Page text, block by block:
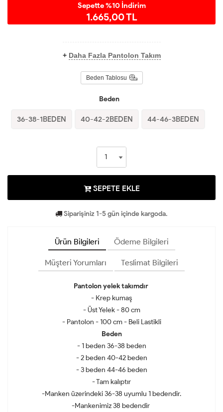
Sepette %10 İndirim
1.665,00 TL
+ Daha Fazla Pantolon Takım
Beden Tablosu
Beden
36-38-1BEDEN 40-42-2BEDEN 44-46-3BEDEN
SEPETE EKLE
Siparişiniz 1-5 gün içinde kargoda.
Ürün Bilgileri Ödeme Bilgileri
Müşteri Yorumları Teslimat Bilgileri
Pantolon yelek takımdır
- Krep kumaş
- Üst Yelek - 80 cm
- Pantolon - 100 cm - Beli Lastikli
Beden
- 1 beden 36-38 beden
- 2 beden 40-42 beden
- 3 beden 44-46 beden
- Tam kalıptır
-Manken üzerindeki 36-38 uyumlu 1 bedendir.
-Mankenimiz 38 bedendir